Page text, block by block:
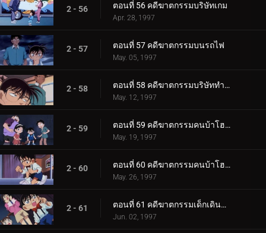
2 - 56 ตอนที่ 56 คดีฆาตกรรมบริษัทเกม
Apr. 28, 1997
2 - 57 ตอนที่ 57 คดีฆาตกรรมบนรถไฟ
May. 05, 1997
2 - 58 ตอนที่ 58 คดีฆาตกรรมบริษัททำความสะอาด
May. 12, 1997
2 - 59 ตอนที่ 59 คดีฆาตกรรมคนบ้าโฮล์มส์ (ตอนแรก)
May. 19, 1997
2 - 60 ตอนที่ 60 คดีฆาตกรรมคนบ้าโฮล์มส์ (ตอนจบ)
May. 26, 1997
2 - 61 ตอนที่ 61 คดีฆาตกรรมเด็กเดินจ่ายตลาด
Jun. 02, 1997